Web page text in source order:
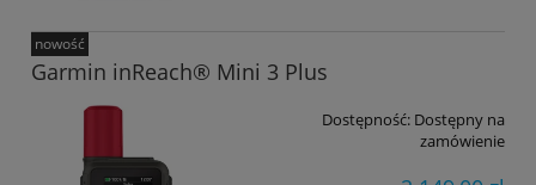
Garmin inReach® Mini 3 Plus
Dostępność: Dostępny na
zamówienie
nowość